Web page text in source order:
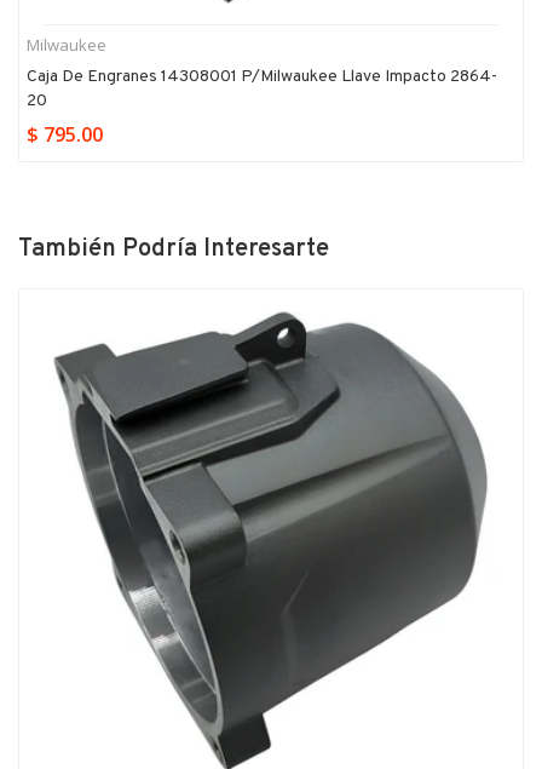
Milwaukee
Caja De Engranes 14308001 P/milwaukee Llave Impacto 2864-
20
$ 795.00
También Podría Interesarte